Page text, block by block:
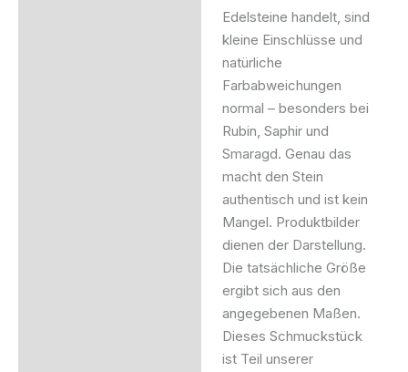
Edelsteine handelt, sind
kleine Einschlüsse und
natürliche
Farbabweichungen
normal – besonders bei
Rubin, Saphir und
Smaragd. Genau das
macht den Stein
authentisch und ist kein
Mangel. Produktbilder
dienen der Darstellung.
Die tatsächliche Größe
ergibt sich aus den
angegebenen Maßen.
Dieses Schmuckstück
ist Teil unserer